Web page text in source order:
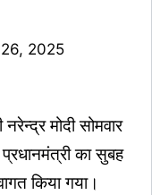
2025
मोदी सोमवार
का सुबह
किया गया।